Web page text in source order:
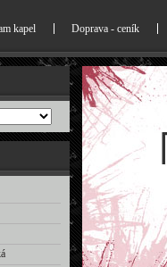
kapel Doprava - ceník